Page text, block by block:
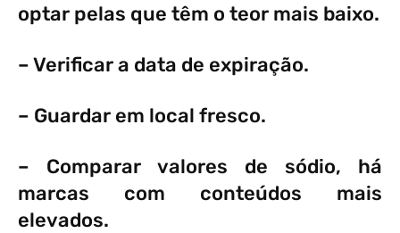
optar pelas que têm o teor mais baixo.
– Verificar a data de expiração.
– Guardar em local fresco.
– Comparar valores de sódio, há
marcas com conteúdos mais
elevados.